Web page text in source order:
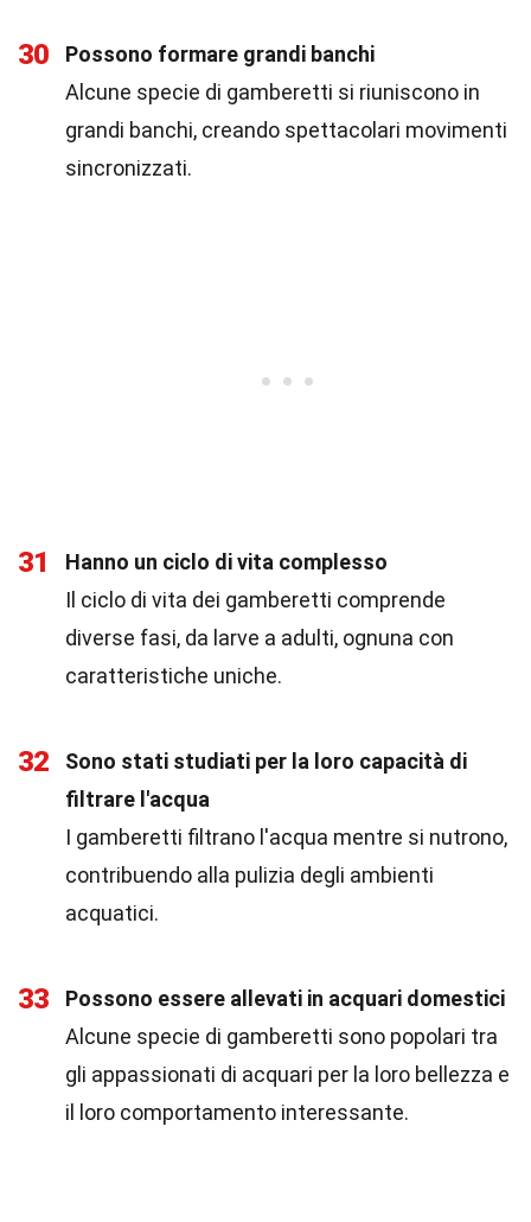
30
Possono formare grandi banchi
Alcune specie di gamberetti si riuniscono in
grandi banchi, creando spettacolari movimenti
sincronizzati.
31
Hanno un ciclo di vita complesso
Il ciclo di vita dei gamberetti comprende
diverse fasi, da larve a adulti, ognuna con
caratteristiche uniche.
32
Sono stati studiati per la loro capacità di
filtrare l'acqua
I gamberetti filtrano l'acqua mentre si nutrono,
contribuendo alla pulizia degli ambienti
acquatici.
33
Possono essere allevati in acquari domestici
Alcune specie di gamberetti sono popolari tra
gli appassionati di acquari per la loro bellezza e
il loro comportamento interessante.